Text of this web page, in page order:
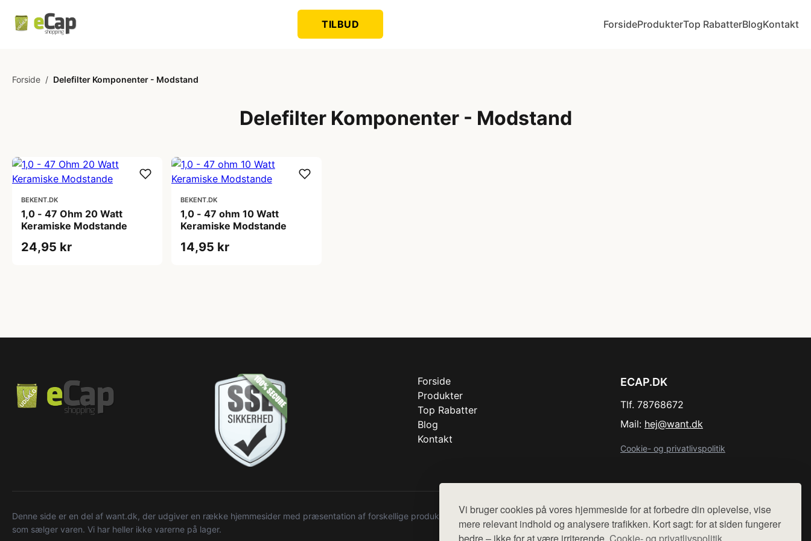
Vi bruger cookies på vores hjemmeside for at forbedre din oplevelse, vise
mere relevant indhold og analysere trafikken. Kort sagt: for at siden fungerer
TILBUD ForsideProdukterTop RabatterBlogKontakt
Forside / Delefilter Komponenter - Modstand
Delefilter Komponenter - Modstand
BEKENT.DK
1,0 - 47 Ohm 20 Watt
Keramiske Modstande
24,95 kr
BEKENT.DK
1,0 - 47 ohm 10 Watt
Keramiske Modstande
14,95 kr
Forside
Produkter
Top Rabatter
Blog
Kontakt
ECAP.DK
Tlf. 78768672
Mail: hej@want.dk
Cookie- og privatlivspolitik
Denne side er en del af want.dk, der udgiver en række hjemmesider med præsentation af forskellige produkter fra diverse webshops. Der sælges ikke varer fra denne side - vi henviser til de shops,
som sælger varen. Vi har heller ikke varerne på lager.